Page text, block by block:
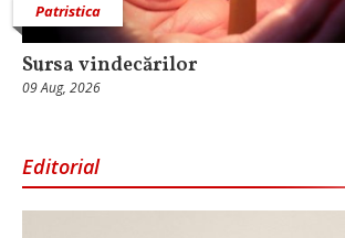
Patristica
Sursa vindecărilor
09 Aug, 2026
Editorial